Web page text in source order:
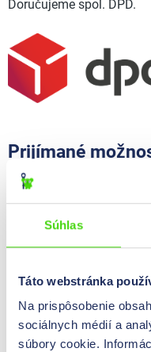
Súhlas
Táto webstránka
Na prispôsobenie
sociálnych médií a
súbory cookie.
Doručujeme spol. DPD.
Prijímané
Platba vopred
Platba cez PayPal
Platba faktúrou
Ďalšie podrobnosti o
Nákup a úhrada faktúr:
klientov.